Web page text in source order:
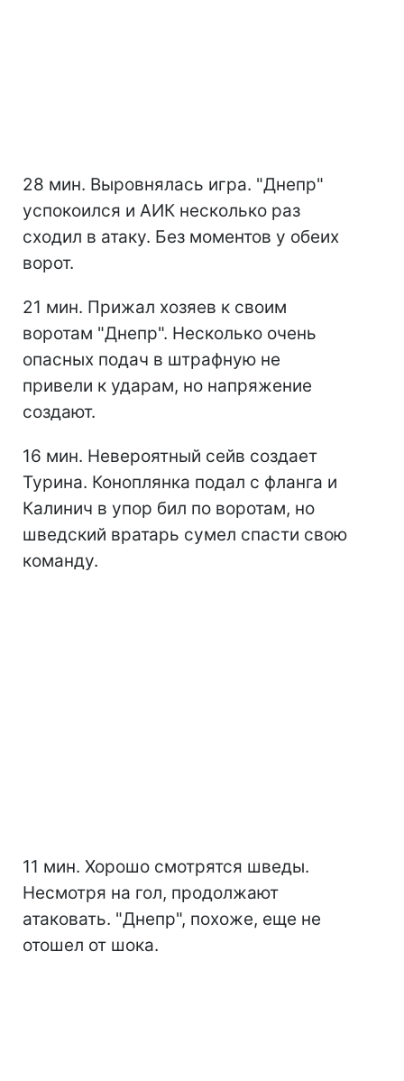
28 мин. Выровнялась игра. "Днепр"
успокоился и АИК несколько раз
сходил в атаку. Без моментов у обеих
ворот.
21 мин. Прижал хозяев к своим
воротам "Днепр". Несколько очень
опасных подач в штрафную не
привели к ударам, но напряжение
создают.
16 мин. Невероятный сейв создает
Турина. Коноплянка подал с фланга и
Калинич в упор бил по воротам, но
шведский вратарь сумел спасти свою
команду.
11 мин. Хорошо смотрятся шведы.
Несмотря на гол, продолжают
атаковать. "Днепр", похоже, еще не
отошел от шока.